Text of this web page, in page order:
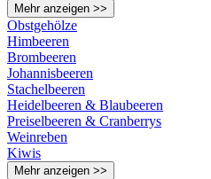
Mehr anzeigen >>
Obstgehölze
Himbeeren
Brombeeren
Johannisbeeren
Stachelbeeren
Heidelbeeren & Blaubeeren
Preiselbeeren & Cranberrys
Weinreben
Kiwis
Mehr anzeigen >>